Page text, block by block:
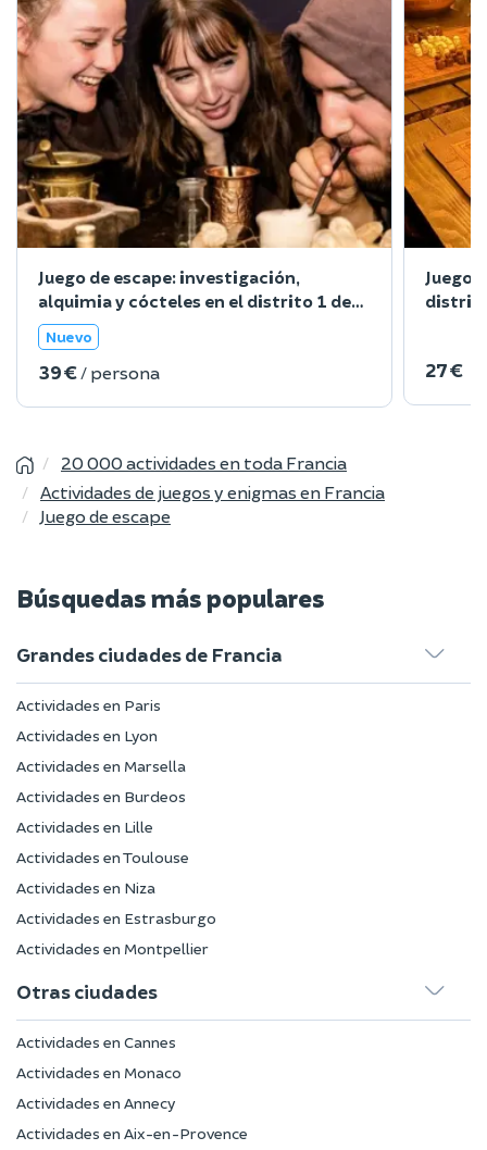
Juego de escape: investigación,
alquimia y cócteles en el distrito 1 de
París
Nuevo
39 € / persona
Juego
distrito
27 €
20 000 actividades en toda Francia
Actividades de juegos y enigmas en Francia
Juego de escape
Búsquedas más populares
Grandes ciudades de Francia
Actividades en Paris
Actividades en Lyon
Actividades en Marsella
Actividades en Burdeos
Actividades en Lille
Actividades en Toulouse
Actividades en Niza
Actividades en Estrasburgo
Actividades en Montpellier
Otras ciudades
Actividades en Cannes
Actividades en Monaco
Actividades en Annecy
Actividades en Aix-en-Provence